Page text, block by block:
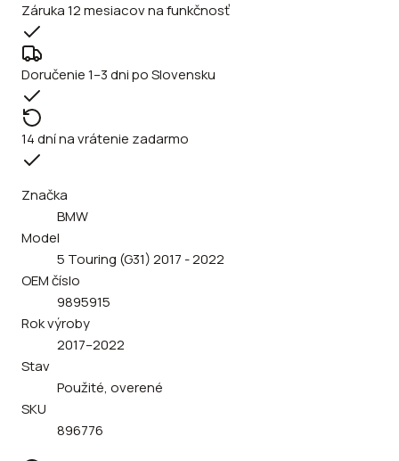
Záruka 12 mesiacov na funkčnosť
Doručenie 1–3 dni po Slovensku
14 dní na vrátenie zadarmo
Značka
BMW
Model
5 Touring (G31) 2017 - 2022
OEM číslo
9895915
Rok výroby
2017–2022
Stav
Použité, overené
SKU
896776